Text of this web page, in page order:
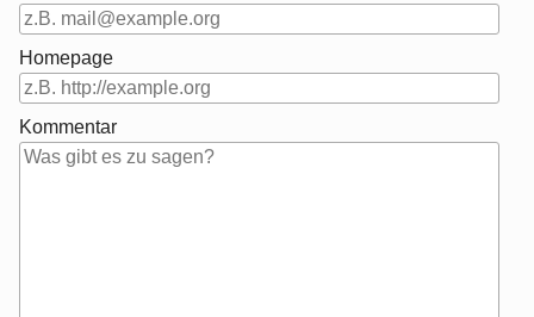
Homepage
Kommentar